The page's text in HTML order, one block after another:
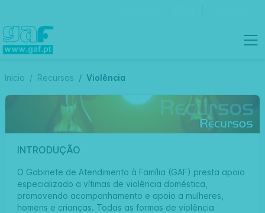
Inicio Recursos Violência
INTRODUÇÃO
O Gabinete de Atendimento à Família (GAF) presta apoio
especializado a vítimas de violência doméstica,
promovendo acompanhamento e apoio a mulheres,
homens e crianças. Todas as formas de violência